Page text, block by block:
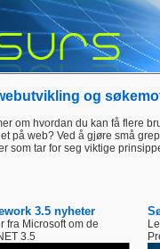
og
om hvordan du kan få flere
på web? Ved å gjøre små
som tar for seg viktige
3.5 nyheter
fra Microsoft om de
3.5